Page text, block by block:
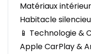
Matériaux
Habitacle
📱 Technologie &
Apple CarPlay &